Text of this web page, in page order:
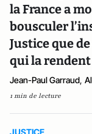
la France a
bousculer
Justice que
qui la rendent
Jean-Paul Garraud,
1 min de lecture
JUSTICE